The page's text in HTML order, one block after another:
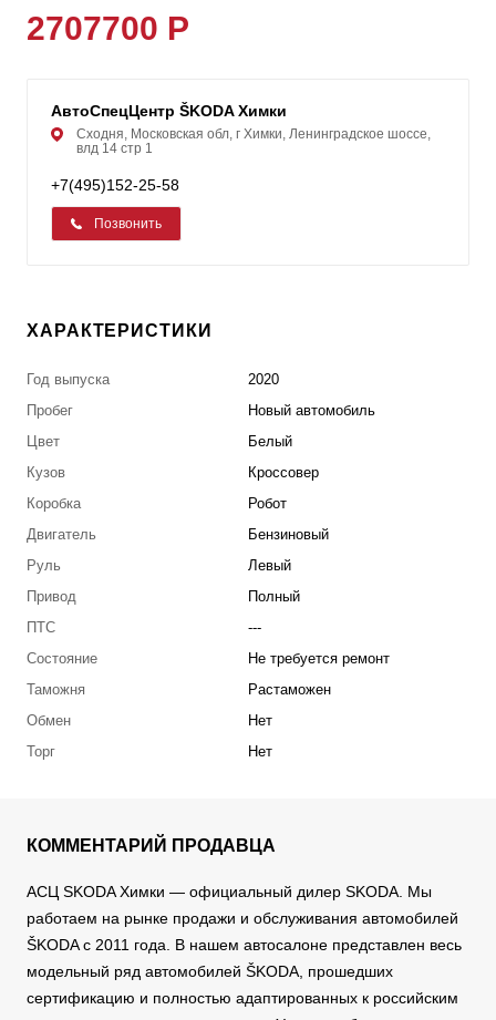
2707700 Р
АвтоСпецЦентр ŠKODA Химки
Сходня, Московская обл, г Химки, Ленинградское шоссе,
влд 14 стр 1
+7(495)152-25-58
Позвонить
ХАРАКТЕРИСТИКИ
Год выпуска
2020
Пробег
Новый автомобиль
Цвет
Белый
Кузов
Кроссовер
Коробка
Робот
Двигатель
Бензиновый
Руль
Левый
Привод
Полный
ПТС
---
Состояние
Не требуется ремонт
Таможня
Растаможен
Обмен
Нет
Торг
Нет
КОММЕНТАРИЙ ПРОДАВЦА
АСЦ SKODA Химки — официальный дилер SKODA. Мы
работаем на рынке продажи и обслуживания автомобилей
ŠKODA с 2011 года. В нашем автосалоне представлен весь
модельный ряд автомобилей ŠKODA, прошедших
сертификацию и полностью адаптированных к российским